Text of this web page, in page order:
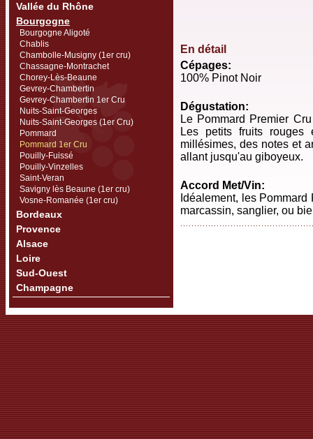
Vallée du Rhône
Bourgogne
Bourgogne Aligoté
Chablis
Chambolle-Musigny (1er cru)
Chassagne-Montrachet
Chorey-Lès-Beaune
Gevrey-Chambertin
Gevrey-Chambertin 1er Cru
Nuits-Saint-Georges
Nuits-Saint-Georges (1er Cru)
Pommard
Pommard 1er Cru
Pouilly-Fuissé
Pouilly-Vinzelles
Saint-Veran
Savigny lès Beaune (1er cru)
Vosne-Romanée (1er cru)
Bordeaux
Provence
Alsace
Loire
Sud-Ouest
Champagne
En détail
Cépages:
100% Pinot Noir
Dégustation:
Le Pommard Premier
Les petits fruits rouges
millésimes, des notes et
allant jusqu'au giboyeux.
Accord Met/Vin:
Idéalement, les
marcassin, sanglier, ou